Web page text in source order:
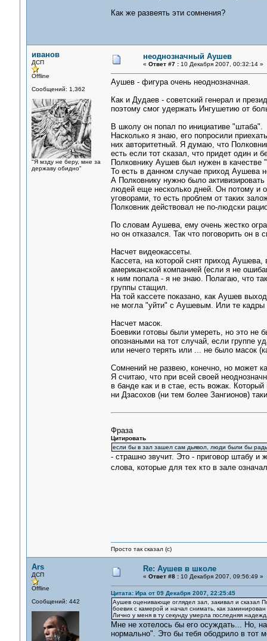
Как же развеять эти сомнения?
иванов
ДСП
Offline
Сообщений: 1,362
"Я мзду не беру, мне за
державу обидно"
неоднозначный Аушев
« Ответ #7 :10 Декабря 2007, 00:32:14 »
Аушев - фигура очень неоднозначная.
Как и Дудаев - советский генерал и
поэтому смог удержать Ингушетию от
В школу он попал по инициативе "штаба".
Насколько я знаю, его попросили
них авторитетный. Я думаю, что
есть если тот сказал, что придет один и
Полковнику Аушев был нужен в качестве
То есть в данном случае приход Аушева
А Полковнику нужно было
людей еще несколько дней. Он потому и
уговорами, то есть проблем от таких
Полковник действовал не по-людски
По словам Аушева, ему очень жестко
но он отказался. Так что поговорить он в
Насчет видеокассеты.
Кассета, на которой снят приход
американской компанией (если я не
к ним попала - я не знаю. Полагаю, что
группы стащил.
На той кассете показано, как Аушев
не могла "уйти" с Аушевым. Или те кадры
Насчет масок.
Боевики готовы были умереть, но это не
опознаными на тот случай, если группе
или нечего терять или ... не было масок
Сомнений не развею, конечно, но может
Я считаю, что при всей своей
в банде как и в стае, есть вожак.
ни Дзасохов (ни тем более Зангионов)
Фраза
Цитировать
если бы в зал зашел сам дьявол, люди были бы
- страшно звучит. Это - приговор штабу и
слова, которые для тех кто в зале
Просто так сказал (с)
Ars
ДСП
Offline
Сообщений: 442
Re: Аушев в школе
« Ответ #8 :10 Декабря 2007, 09:56:49 »
Цитата: Ира от 09 Декабря 2007, 22:25:45
Аушев оценивающе оглядел зал, закивал и сказал
боевик с камерой и начал снимать, как
Лично у меня в ту секунду умерла последняя
Мне не хотелось бы его осуждать... Но,
нормально". Это бы тебя ободрило в тот